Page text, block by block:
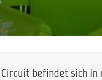
befindet sich